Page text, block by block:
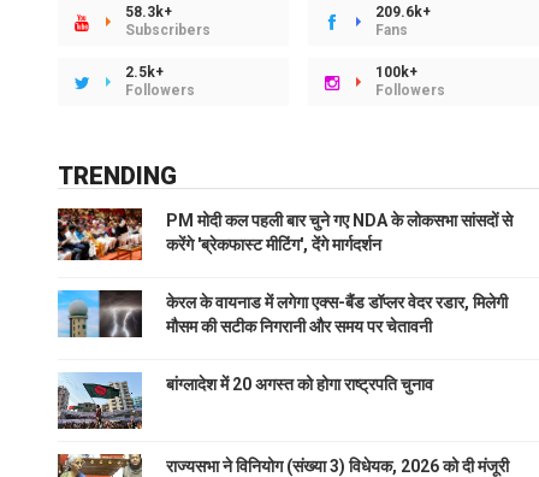
58.3k+
Subscribers
209.6k+
Fans
2.5k+
Followers
100k+
Followers
TRENDING
PM मोदी कल पहली बार चुने गए NDA के लोकसभा सांसदों से
करेंगे 'ब्रेकफास्ट मीटिंग', देंगे मार्गदर्शन
केरल के वायनाड में लगेगा एक्स-बैंड डॉप्लर वेदर रडार, मिलेगी
मौसम की सटीक निगरानी और समय पर चेतावनी
बांग्लादेश में 20 अगस्त को होगा राष्ट्रपति चुनाव
राज्यसभा ने विनियोग (संख्या 3) विधेयक, 2026 को दी मंजूरी